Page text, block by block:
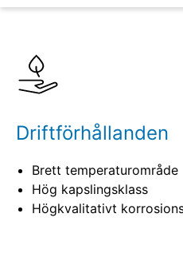
Driftförhållanden
Brett temperaturområde
Hög kapslingsklass
Högkvalitativt